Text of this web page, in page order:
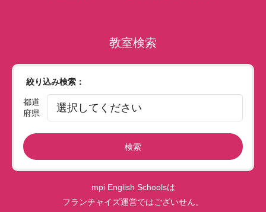
教室検索
絞り込み検索：
都道
府県
検索
mpi English Schoolsは
フランチャイズ運営ではございせん。